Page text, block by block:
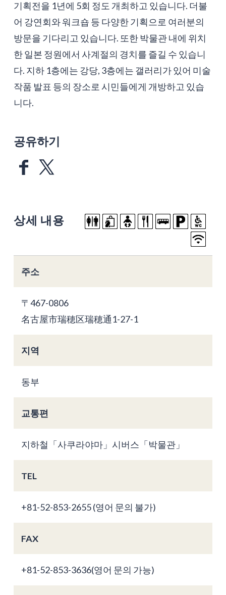
기획전을 1년에 5회 정도 개최하고 있습니다. 더불
어 강연회와 워크숍 등 다양한 기획으로 여러분의
방문을 기다리고 있습니다. 또한 박물관 내에 위치
한 일본 정원에서 사계절의 경치를 즐길 수 있습니
다. 지하 1층에는 강당, 3층에는 갤러리가 있어 미술
작품 발표 등의 장소로 시민들에게 개방하고 있습
니다.
공유하기
상세 내용
주소
〒467-0806
名古屋市瑞穂区瑞穂通1-27-1
지역
동부
교통편
지하철「사쿠라야마」시버스「박물관」
TEL
+81-52-853-2655 (영어 문의 불가)
FAX
+81-52-853-3636(영어 문의 가능)